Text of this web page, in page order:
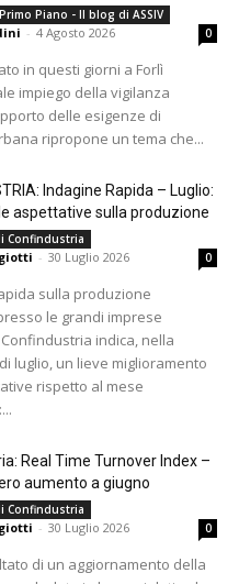
Piano - Il blog di ASSIV
- 4 Agosto 2026 0
in questi giorni a Forlì
impiego della vigilanza
delle esigenze di
ripropone un tema che...
Indagine Rapida – Luglio:
aspettative sulla produzione
Confindustria
- 30 Luglio 2026 0
sulla produzione
le grandi imprese
indica, nella
luglio, un lieve miglioramento
rispetto al mese
Real Time Turnover Index –
aumento a giugno
Confindustria
- 30 Luglio 2026 0
di un aggiornamento della